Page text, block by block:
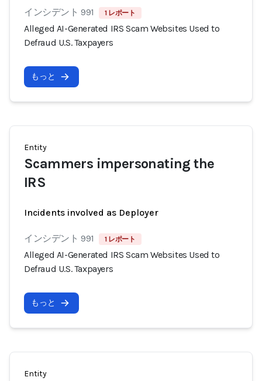
インシデント 991 1 レポート
Alleged AI-Generated IRS Scam Websites Used to
Defraud U.S. Taxpayers
もっと
Entity
Scammers impersonating the
IRS
Incidents involved as Deployer
インシデント 991 1 レポート
Alleged AI-Generated IRS Scam Websites Used to
Defraud U.S. Taxpayers
もっと
Entity